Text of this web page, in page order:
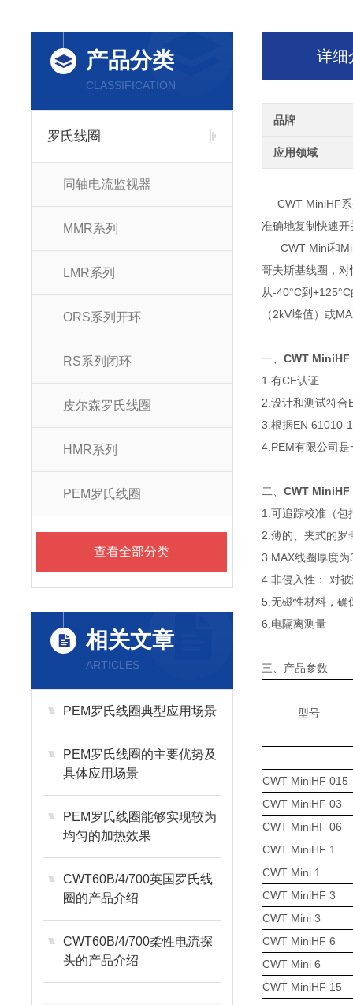
产品分类
CLASSIFICATION
罗氏线圈
同轴电流监视器
MMR系列
LMR系列
ORS系列开环
RS系列闭环
皮尔森罗氏线圈
HMR系列
PEM罗氏线圈
查看全部分类
相关文章
ARTICLES
PEM罗氏线圈典型应用场景
PEM罗氏线圈的主要优势及
具体应用场景
PEM罗氏线圈能够实现较为
均匀的加热效果
CWT60B/4/700英国罗氏线
圈的产品介绍
CWT60B/4/700柔性电流探
头的产品介绍
详细
品牌
应用领域
CWT MiniHF
准确地复制快速
CWT Mini和
哥夫斯基线圈，
从-40°C到
（2kV峰值）或
一、CWT MiniHF
1.有CE认证
2.设计和测试符
3.根据EN 61010-
4.PEM有限公司
二、CWT MiniHF
1.可追踪校准（包
2.薄的、夹式的罗
3.MAX线圈厚度
4.非侵入性： 对
5.无磁性材料，确
6.电隔离测量
三、产品参数
型号
CWT MiniHF 015
CWT MiniHF 03
CWT MiniHF 06
CWT MiniHF 1
CWT Mini 1
CWT MiniHF 3
CWT Mini 3
CWT MiniHF 6
CWT Mini 6
CWT MiniHF 15